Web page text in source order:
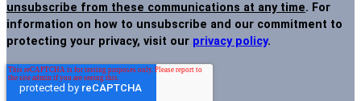
unsubscribe from these communications at any time. For
information on how to unsubscribe and our commitment to
protecting your privacy, visit our privacy policy.